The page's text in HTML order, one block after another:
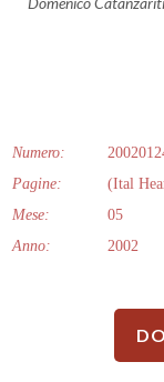
Numero:
Pagine:
(Ital
Mese:
05
Anno:
2002